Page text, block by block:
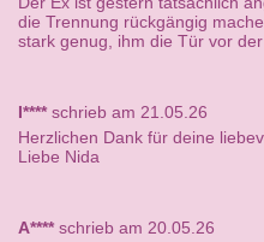
die Trennung rückgängig
stark genug, ihm die Tür vor
I****schrieb am 21.05.26
Herzlichen Dank für deine
Liebe Nida
A****schrieb am 20.05.26